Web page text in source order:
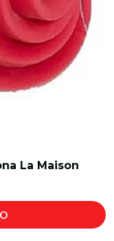
La Maison